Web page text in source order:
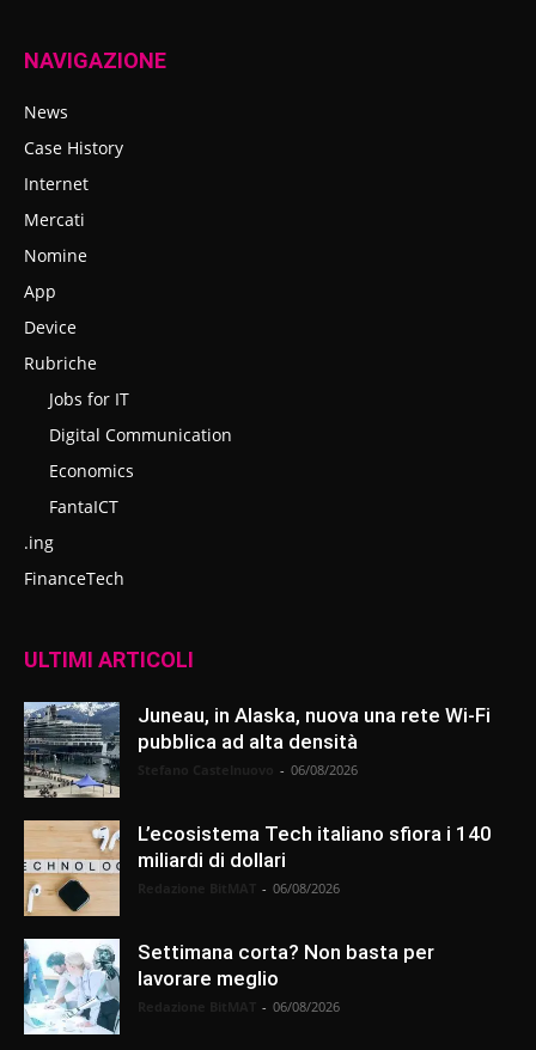
NAVIGAZIONE
News
Case History
Internet
Mercati
Nomine
App
Device
Rubriche
Jobs for IT
Digital Communication
Economics
FantaICT
.ing
FinanceTech
ULTIMI ARTICOLI
Juneau, in Alaska, nuova una rete Wi-Fi
pubblica ad alta densità
- 06/08/2026
L’ecosistema Tech italiano sfiora i 140
miliardi di dollari
- 06/08/2026
Settimana corta? Non basta per
lavorare meglio
- 06/08/2026